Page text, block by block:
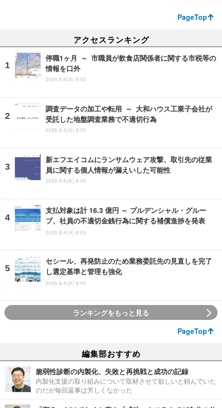
PageTop
アクセスランキング
停職1ヶ月 ～ 市職員が飲食店関係者に関する市税等の
情報を口外
2026.8.6(木) 8:05
調査データの加工や転用 ～ 大和ハウス工業子会社が
受託した地盤調査業務で不適切行為
2026.8.5(水) 8:05
新エフエイコムにランサムウェア攻撃、取引先の従業
員に関する個人情報が漏えいした可能性
2026.8.6(木) 8:05
支払対象は計 16.3 億円 ～ プルデンシャル・グルー
プ、社員の不適切金銭行為に関する補償進捗を発表
2026.8.4(火) 8:05
セシール、再発防止のため業務委託先の見直しを完了
し選定基準と管理も強化
2026.8.5(水) 8:05
ランキングをもっと見る
PageTop
編集部おすすめ
脆弱性診断の内製化、失敗と再挑戦と成功の記録
内製化支援の取り組みについて取材させて欲しいと頼んでいた
のだが毎回返事は芳しくなかった